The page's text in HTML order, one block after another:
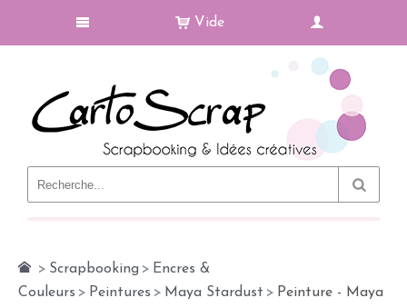
Vide
> Scrapbooking > Encres &
Couleurs > Peintures > Maya Stardust > Peinture - Maya